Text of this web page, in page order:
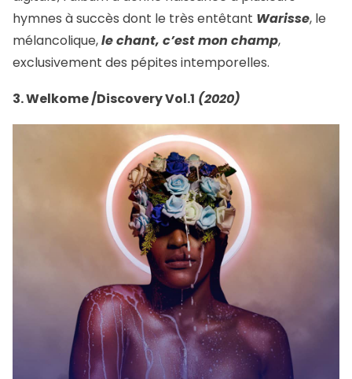
hymnes à succès dont le très entêtant Warisse, le
mélancolique,le chant, c’est mon champ,
exclusivement des pépites intemporelles.
3. Welkome /Discovery Vol.1 (2020)